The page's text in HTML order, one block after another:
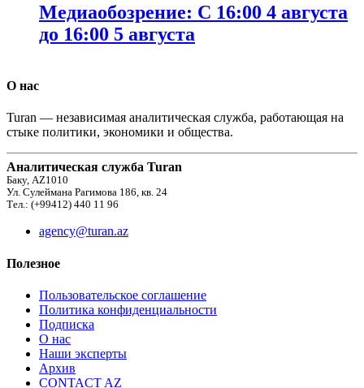
Медиаобозрение: С 16:00 4 августа
до 16:00 5 августа
О нас
Turan — независимая аналитическая служба, работающая на
стыке политики, экономики и общества.
Аналитическая служба Turan
Баку, AZ1010
Ул. Сулеймана Рагимова 186, кв. 24
Тел.: (+99412) 440 11 96
agency@turan.az
Полезное
Пользовательское соглашение
Политика конфиденциальности
Подписка
О нас
Наши эксперты
Архив
CONTACT AZ